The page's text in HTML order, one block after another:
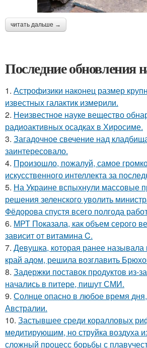
читать дальше →
Последние обновления
1. Астрофизики наконец размер
известных галактик измерили.
2. Неизвестное науке вещество
радиоактивных осадках в Хиросиме.
3. Загадочное свечение над
заинтересовало.
4. Произошло, пожалуй, самое
искусственного интеллекта за
5. На Украине вспыхнули массовые
решения зеленского уволить
Фёдорова спустя всего полгода
6. МРТ Показала, как объем серого
зависит от витамина C.
7. Девушка, которая ранее называла
край адом, решила возглавить
8. Задержки поставок продуктов из-
начались в питере, пишут СМИ.
9. Солнце опасно в любое время
Австралии.
10. Застывшее среди коралловых
медитирующим, но струйка воздуха
сложный процесс борьбы с